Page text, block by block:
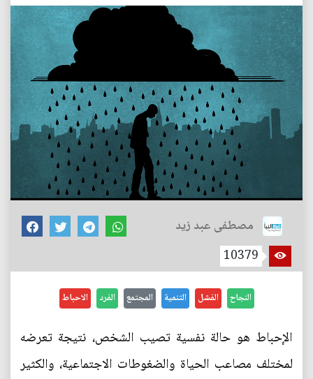
مصطفى عبد زيد
10379
النجاح الفشل التنمية المجتمع الفرد الاحباط
الإحباط هو حالة نفسية تصيب الشخص، نتيجة تعرضه
لمختلف مصاعب الحياة والضغوطات الاجتماعية، والكثير